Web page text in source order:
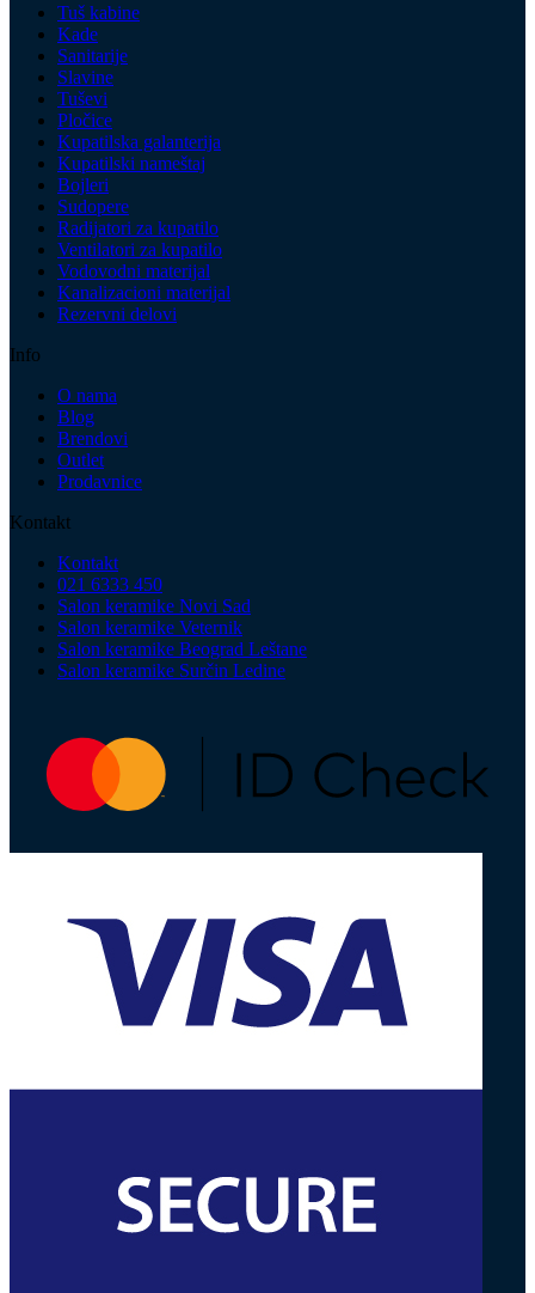
Tuš kabine
Kade
Sanitarije
Slavine
Tuševi
Pločice
Kupatilska galanterija
Kupatilski nameštaj
Bojleri
Sudopere
Radijatori za kupatilo
Ventilatori za kupatilo
Vodovodni materijal
Kanalizacioni materijal
Rezervni delovi
Info
O nama
Blog
Brendovi
Outlet
Prodavnice
Kontakt
Kontakt
021 6333 450
Salon keramike Novi Sad
Salon keramike Veternik
Salon keramike Beograd Leštane
Salon keramike Surčin Ledine